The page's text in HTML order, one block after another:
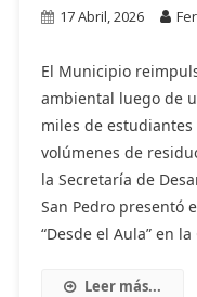
17 Abril, 2026
El Municipio
ambiental luego de
miles de
volúmenes de
la Secretaría de
San Pedro presentó
“Desde el Aula” en
Leer más...